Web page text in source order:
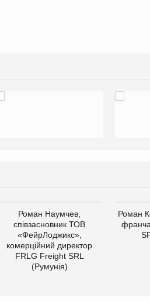
Роман Наумчев,
співзасновник ТОВ
«ФейрЛоджикс»,
комерційний директор
FRLG Freight SRL
(Румунія)
Роман